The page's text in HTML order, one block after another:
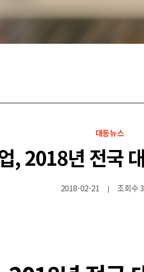
대동뉴스
, 2018년 전국
2018-02-21 | 조회수